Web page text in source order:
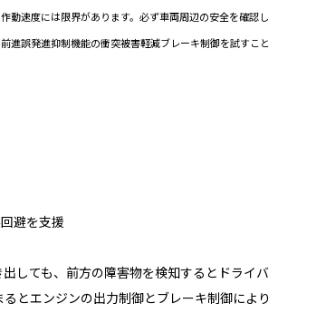
速度には限界があります。必ず車両周辺の安全を確認し
進誤発進抑制機能の衝突被害軽減ブレーキ制御を試すこと
避を支援
しても、前方の障害物を検知するとドライバ
とエンジンの出力制御とブレーキ制御により